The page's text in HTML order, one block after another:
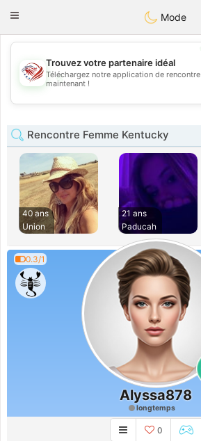
StatesDating
Toggle
Mode
💖
💕
Trouvez votre partenaire idéal
Téléchargez notre application de rencontre
maintenant !
Rencontre Femme Kentucky
40 ans
Union
21 ans
Paducah
0.3/1
Alyssa878
longtemps
0